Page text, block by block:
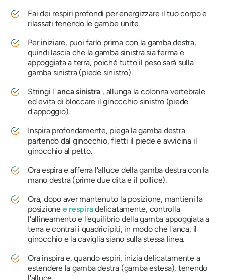
Fai dei respiri profondi per energizzare il tuo corpo e
rilassati tenendo le gambe unite.
Per iniziare, puoi farlo prima con la gamba destra,
quindi lascia che la gamba sinistra sia ferma e
appoggiata a terra, poiché tutto il peso sarà sulla
gamba sinistra (piede sinistro).
Stringi l'anca sinistra , allunga la colonna vertebrale
ed evita di bloccare il ginocchio sinistro (piede
d'appoggio).
Inspira profondamente, piega la gamba destra
partendo dal ginocchio, fletti il ​​piede e avvicina il
ginocchio al petto.
Ora espira e afferra l'alluce della gamba destra con la
mano destra (prime due dita e il pollice).
Ora, dopo aver mantenuto la posizione, mantieni la
posizione e respiradelicatamente, controlla
l'allineamento e l'equilibrio della gamba appoggiata a
terra e contrai i quadricipiti, in modo che l'anca, il
ginocchio e la caviglia siano sulla stessa linea.
Ora inspira e, quando espiri, inizia delicatamente a
estendere la gamba destra (gamba estesa), tenendo